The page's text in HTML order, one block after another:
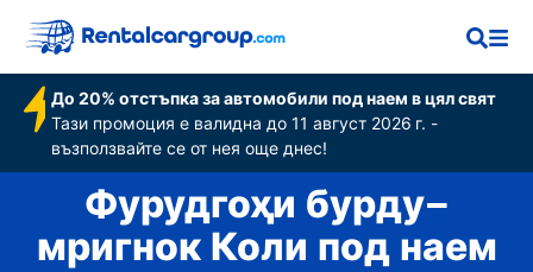
До 20% отстъпка за автомобили под наем в цял свят
Тази промоция е валидна до 11 август 2026 г. -
възползвайте се от нея още днес!
Фурудгоҳи бурду–
мригнок Коли под наем